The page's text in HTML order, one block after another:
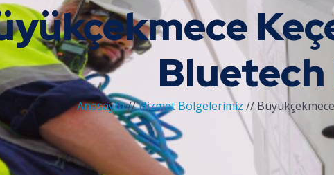
Anasayfa//Hizmet Bölgelerimiz //